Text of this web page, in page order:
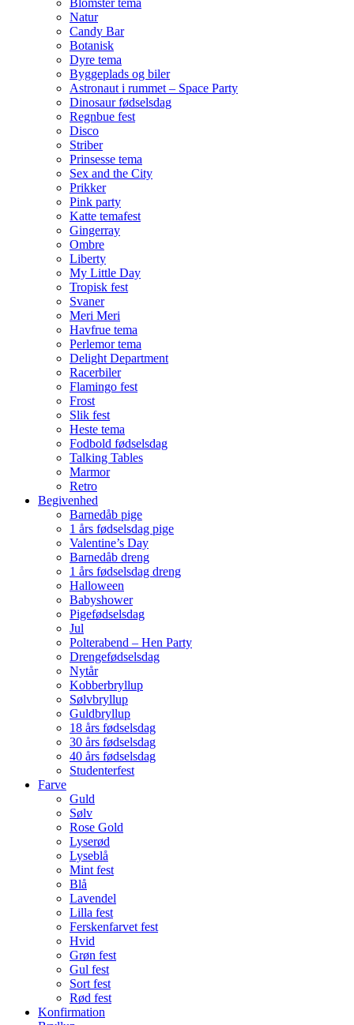
Blomster tema
Natur
Candy Bar
Botanisk
Dyre tema
Byggeplads og biler
Astronaut i rummet – Space Party
Dinosaur fødselsdag
Regnbue fest
Disco
Striber
Prinsesse tema
Sex and the City
Prikker
Pink party
Katte temafest
Gingerray
Ombre
Liberty
My Little Day
Tropisk fest
Svaner
Meri Meri
Havfrue tema
Perlemor tema
Delight Department
Racerbiler
Flamingo fest
Frost
Slik fest
Heste tema
Fodbold fødselsdag
Talking Tables
Marmor
Retro
Begivenhed
Barnedåb pige
1 års fødselsdag pige
Valentine’s Day
Barnedåb dreng
1 års fødselsdag dreng
Halloween
Babyshower
Pigefødselsdag
Jul
Polterabend – Hen Party
Drengefødselsdag
Nytår
Kobberbryllup
Sølvbryllup
Guldbryllup
18 års fødselsdag
30 års fødselsdag
40 års fødselsdag
Studenterfest
Farve
Guld
Sølv
Rose Gold
Lyserød
Lyseblå
Mint fest
Blå
Lavendel
Lilla fest
Ferskenfarvet fest
Hvid
Grøn fest
Gul fest
Sort fest
Rød fest
Konfirmation